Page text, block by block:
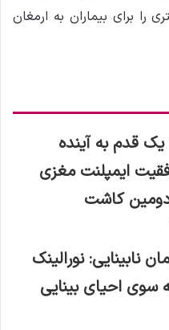
را برای بیماران به ارمغان
قدم به آینده
ایمپلنت مغزی
دومین کاشت
نابینایی: نورالینک
سوی احیای بینایی